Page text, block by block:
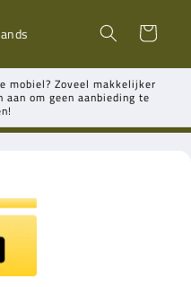
Winkelwagen
mobiel? Zoveel makkelijker
om geen aanbieding te